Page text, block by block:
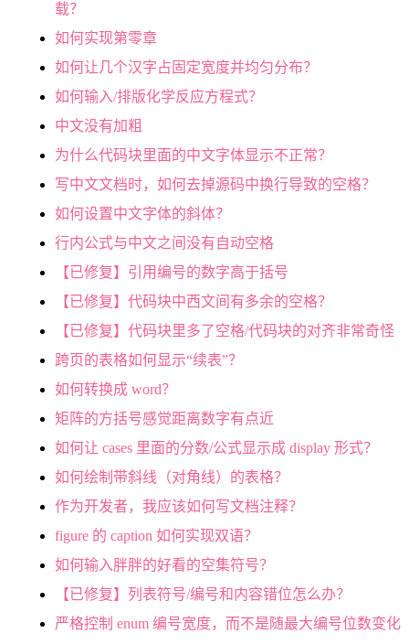
载？
如何实现第零章
如何让几个汉字占固定宽度并均匀分布？
如何输入/排版化学反应方程式？
中文没有加粗
为什么代码块里面的中文字体显示不正常？
写中文文档时，如何去掉源码中换行导致的空格？
如何设置中文字体的斜体？
行内公式与中文之间没有自动空格
【已修复】引用编号的数字高于括号
【已修复】代码块中西文间有多余的空格？
【已修复】代码块里多了空格/代码块的对齐非常奇怪
跨页的表格如何显示“续表”？
如何转换成 word？
矩阵的方括号感觉距离数字有点近
如何让 cases 里面的分数/公式显示成 display 形式？
如何绘制带斜线（对角线）的表格？
作为开发者，我应该如何写文档注释？
figure 的 caption 如何实现双语？
如何输入胖胖的好看的空集符号？
【已修复】列表符号/编号和内容错位怎么办？
严格控制 enum 编号宽度，而不是随最大编号位数变化